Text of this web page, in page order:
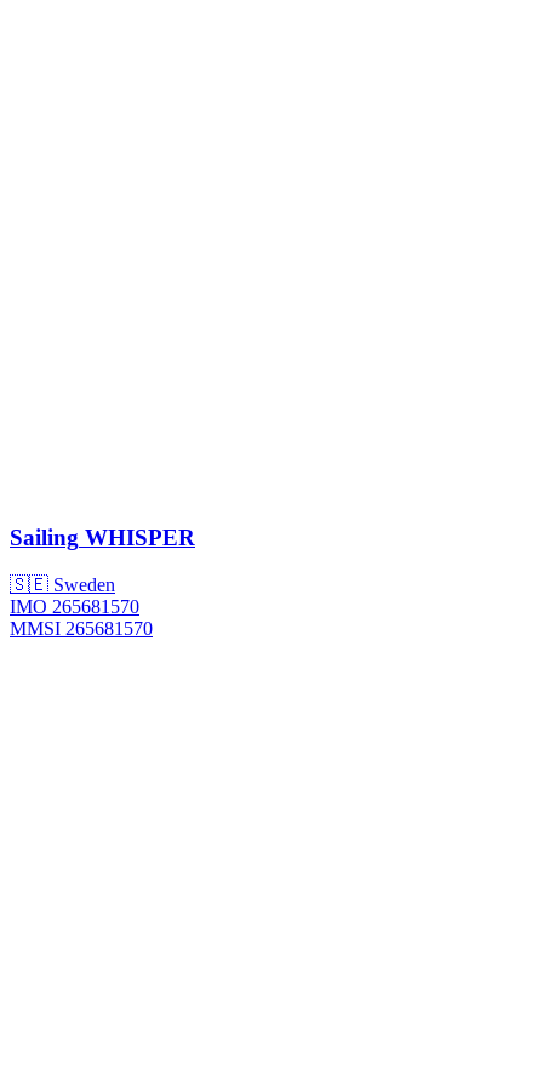
Sailing WHISPER
🇸🇪 Sweden
IMO 265681570
MMSI 265681570